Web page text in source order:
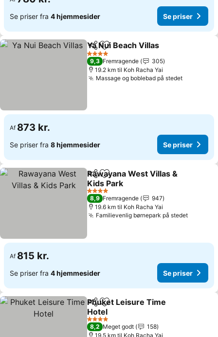
Se priser fra 4 hjemmesider Se priser
Del Føj til favoritter
Ya Nui Beach Villas
4 Stjerner
9,3 Fremragende
305
19.2 km til Koh Racha Yai
Massage og boblebad på stedet
Af 873 kr.
Se priser fra 8 hjemmesider Se priser
Del Føj til favoritter
Rawayana West Villas &
Kids Park
4 Stjerner
8,9 Fremragende
947
19.6 km til Koh Racha Yai
Familievenlig børnepark på stedet
Af 815 kr.
Se priser fra 4 hjemmesider Se priser
Del Føj til favoritter
Phuket Leisure Time
Hotel
4 Stjerner
8,2 Meget godt
158
19.5 km til Koh Racha Yai